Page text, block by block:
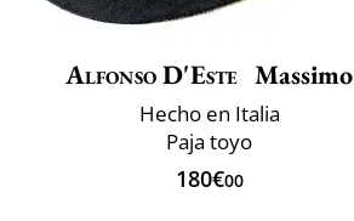
Alfonso D'Este Massimo
Hecho en Italia
Paja toyo
180€00